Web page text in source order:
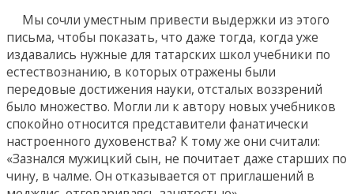
Мы сочли уместным привести выдержки из этого
письма, чтобы показать, что даже тогда, когда уже
издавались нужные для татарских школ учебники по
естествознанию, в которых отражены были
передовые достижения науки, отсталых воззрений
было множество. Могли ли к автору новых учебников
спокойно относится представители фанатически
настроенного духовенства? К тому же они считали:
«Зазнался мужицкий сын, не почитает даже старших по
чину, в чалме. Он отказывается от приглашений в